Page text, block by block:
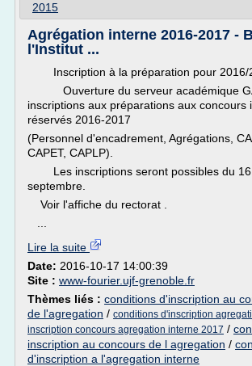
2015
Agrégation interne 2016-2017 -
l'Institut ...
Inscription à la préparation pour 2016/
Ouverture du serveur académique
inscriptions aux préparations aux concours
réservés 2016-2017
(Personnel d'encadrement, Agrégations,
CAPET, CAPLP).
Les inscriptions seront possibles du
septembre.
Voir l'affiche du rectorat .
Lire la suite
Date: 2016-10-17 14:00:39
Site : www-fourier.ujf-grenoble.fr
Thèmes liés : conditions d'inscription au
de l'agregation / conditions d'inscription
inscription concours agregation interne 2017 /
inscription au concours de l agregation /
d'inscription a l'agregation interne